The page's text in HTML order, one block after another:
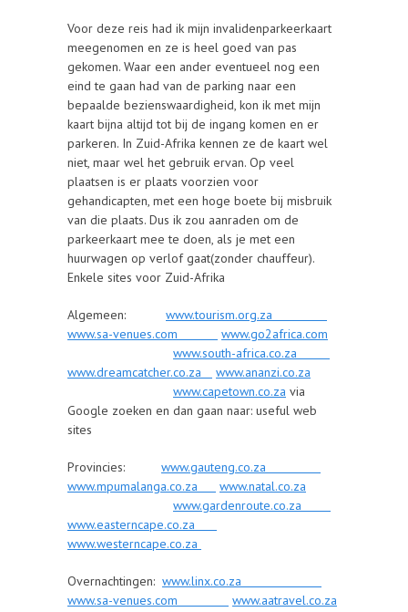
Voor deze reis had ik mijn invalidenparkeerkaart
meegenomen en ze is heel goed van pas
gekomen. Waar een ander eventueel nog een
eind te gaan had van de parking naar een
bepaalde bezienswaardigheid, kon ik met mijn
kaart bijna altijd tot bij de ingang komen en er
parkeren. In Zuid-Afrika kennen ze de kaart wel
niet, maar wel het gebruik ervan. Op veel
plaatsen is er plaats voorzien voor
gehandicapten, met een hoge boete bij misbruik
van die plaats. Dus ik zou aanraden om de
parkeerkaart mee te doen, als je met een
huurwagen op verlof gaat(zonder chauffeur).
Enkele sites voor Zuid-Afrika
Algemeen: www.tourism.org.za
www.sa-venues.com
www.go2africa.com
www.south-africa.co.za
www.dreamcatcher.co.za
www.ananzi.co.za
www.capetown.co.za via
Google zoeken en dan gaan naar: useful web
sites
Provincies: www.gauteng.co.za
www.mpumalanga.co.za
www.natal.co.za
www.gardenroute.co.za
www.easterncape.co.za
www.westerncape.co.za
Overnachtingen: www.linx.co.za
www.sa-venues.com
www.aatravel.co.za